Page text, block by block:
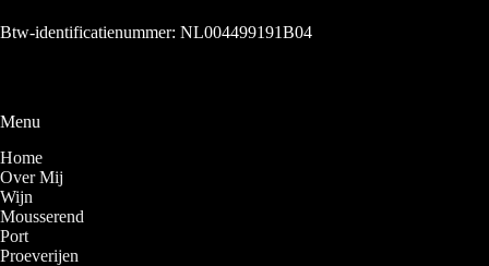
Btw-identificatienummer: NL004499191B04
Menu
Home
Over Mij
Wijn
Mousserend
Port
Proeverijen